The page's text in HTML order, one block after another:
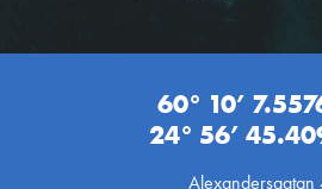
60° 10’
24° 56’
Alexandersgatan